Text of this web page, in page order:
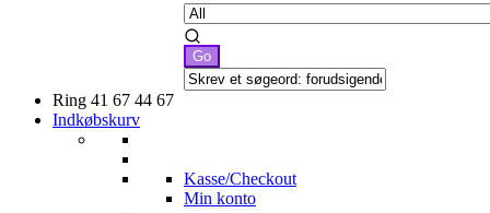
Ring 41 67 44 67
Indkøbskurv
Kasse/Checkout
Min konto